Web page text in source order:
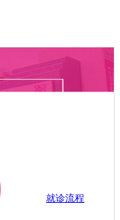
就诊流程